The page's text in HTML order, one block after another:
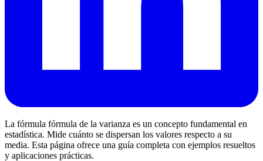
La fórmula fórmula de la varianza es un concepto fundamental en
estadística. Mide cuánto se dispersan los valores respecto a su
media. Esta página ofrece una guía completa con ejemplos resueltos
y aplicaciones prácticas.